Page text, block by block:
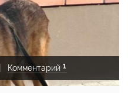
Комментарий 1